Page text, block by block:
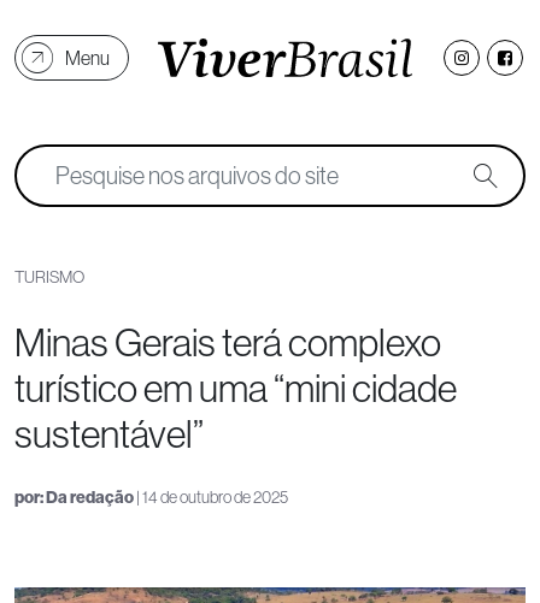
Menu
TURISMO
Minas Gerais terá complexo
turístico em uma “mini cidade
sustentável”
por:Da redação| 14 de outubro de 2025